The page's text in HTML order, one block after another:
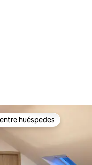
huéspedes
huéspedes